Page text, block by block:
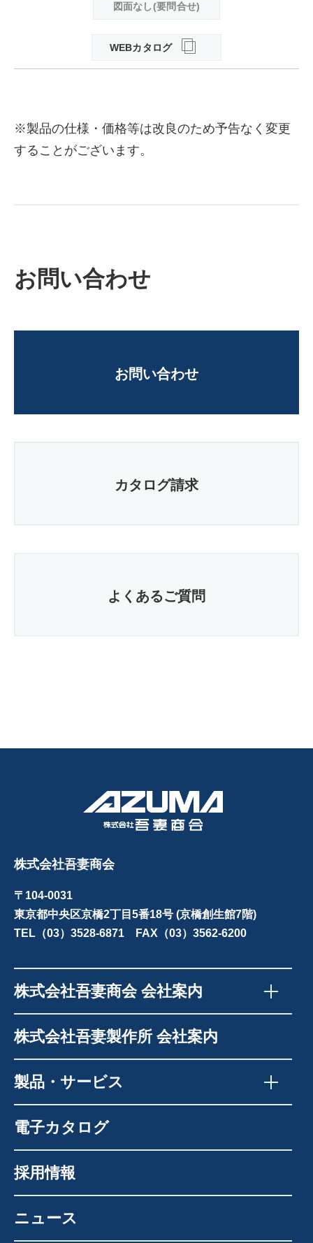
図面なし(要問合せ)
WEBカタログ
※製品の仕様・価格等は改良のため予告なく変更
することがございます。
お問い合わせ
お問い合わせ
カタログ請求
よくあるご質問
株式会社吾妻商会
〒104-0031
東京都中央区京橋2丁目5番18号 (京橋創生館7階)
TEL（03）3528-6871 FAX（03）3562-6200
株式会社吾妻商会 会社案内
株式会社吾妻製作所 会社案内
製品・サービス
電子カタログ
採用情報
ニュース